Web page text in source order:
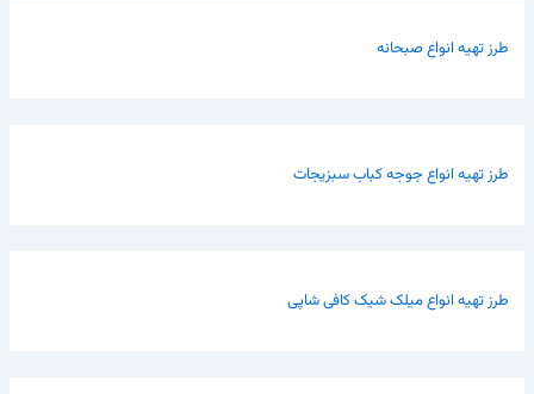
طرز تهیه انواع صبحانه
طرز تهیه انواع جوجه کباب سبزیجات
طرز تهیه انواع میلک شیک کافی شاپی